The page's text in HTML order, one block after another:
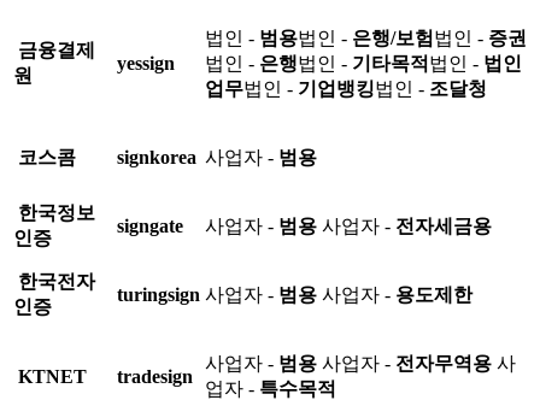
금융결제
원
yessign
법인 - 범용법인 - 은행/보험 법인 - 증권
법인 - 은행법인 - 기타목적 법인 - 법인
업무법인 - 기업뱅킹법인 - 조달청
코스콤 signkorea 사업자 - 범용
한국정보
인증
signgate 사업자 - 범용 사업자 - 전자세금용
한국전자
인증
turingsign 사업자 - 범용 사업자 - 용도제한
KTNET tradesign
사업자 - 범용 사업자 - 전자무역용 사
업자 - 특수목적